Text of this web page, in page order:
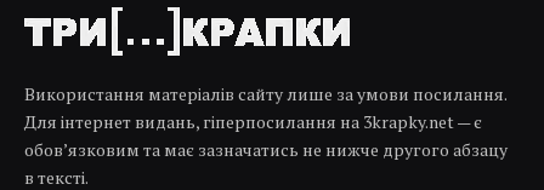
Використання матеріалів сайту лише за умови посилання.
Для інтернет видань, гіперпосилання на 3krapky.net — є
обов’язковим та має зазначатись не нижче другого абзацу
в тексті.